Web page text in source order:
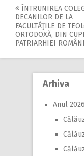
Post
ÎNTRUNIREA
DECANILOR DE LA
FACULTĂŢILE DE
ORTODOXĂ, DIN
PATRIARHIEI
Arhiva
Anul 2026